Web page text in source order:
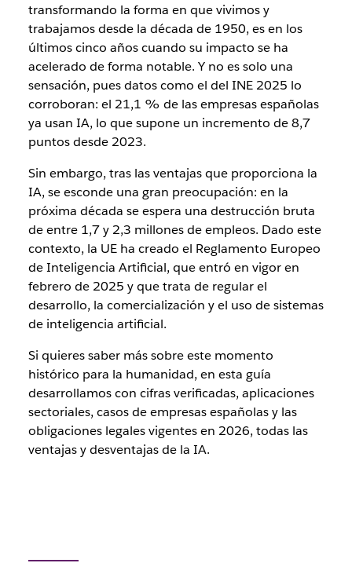
transformando la forma en que vivimos y
trabajamos desde la década de 1950, es en los
últimos cinco años cuando su impacto se ha
acelerado de forma notable. Y no es solo una
sensación, pues datos como el del INE 2025 lo
corroboran: el 21,1 % de las empresas españolas
ya usan IA, lo que supone un incremento de 8,7
puntos desde 2023.
Sin embargo, tras las ventajas que proporciona la
IA, se esconde una gran preocupación: en la
próxima década se espera una destrucción bruta
de entre 1,7 y 2,3 millones de empleos. Dado este
contexto, la UE ha creado el Reglamento Europeo
de Inteligencia Artificial, que entró en vigor en
febrero de 2025 y que trata de regular el
desarrollo, la comercialización y el uso de sistemas
de inteligencia artificial.
Si quieres saber más sobre este momento
histórico para la humanidad, en esta guía
desarrollamos con cifras verificadas, aplicaciones
sectoriales, casos de empresas españolas y las
obligaciones legales vigentes en 2026, todas las
ventajas y desventajas de la IA.